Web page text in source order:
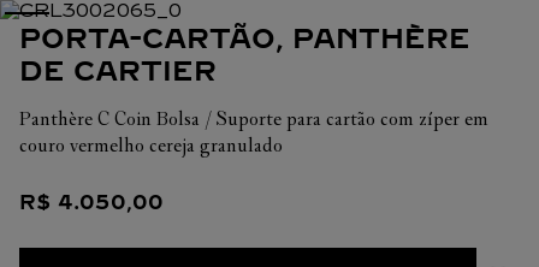
PORTA-CARTÃO, PANTHÈRE
DE CARTIER
Panthère C Coin Bolsa / Suporte para cartão com zíper em
couro vermelho cereja granulado
R$ 4.050,00